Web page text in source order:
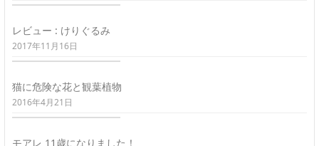
レビュー : けりぐるみ
2017年11月16日
猫に危険な花と観葉植物
2016年4月21日
モアレ 11歳になりました！